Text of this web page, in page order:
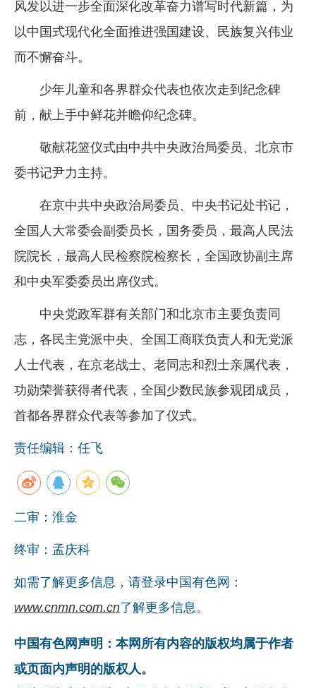
风发以进一步全面深化改革奋力谱写时代新篇，为
以中国式现代化全面推进强国建设、民族复兴伟业
而不懈奋斗。
少年儿童和各界群众代表也依次走到纪念碑
前，献上手中鲜花并瞻仰纪念碑。
敬献花篮仪式由中共中央政治局委员、北京市
委书记尹力主持。
在京中共中央政治局委员、中央书记处书记，
全国人大常委会副委员长，国务委员，最高人民法
院院长，最高人民检察院检察长，全国政协副主席
和中央军委委员出席仪式。
中央党政军群有关部门和北京市主要负责同
志，各民主党派中央、全国工商联负责人和无党派
人士代表，在京老战士、老同志和烈士亲属代表，
功勋荣誉获得者代表，全国少数民族参观团成员，
首都各界群众代表等参加了仪式。
责任编辑：任飞
二审：淮金
终审：孟庆科
如需了解更多信息，请登录中国有色网：
www.cnmn.com.cn了解更多信息。
中国有色网声明：本网所有内容的版权均属于作者
或页面内声明的版权人。